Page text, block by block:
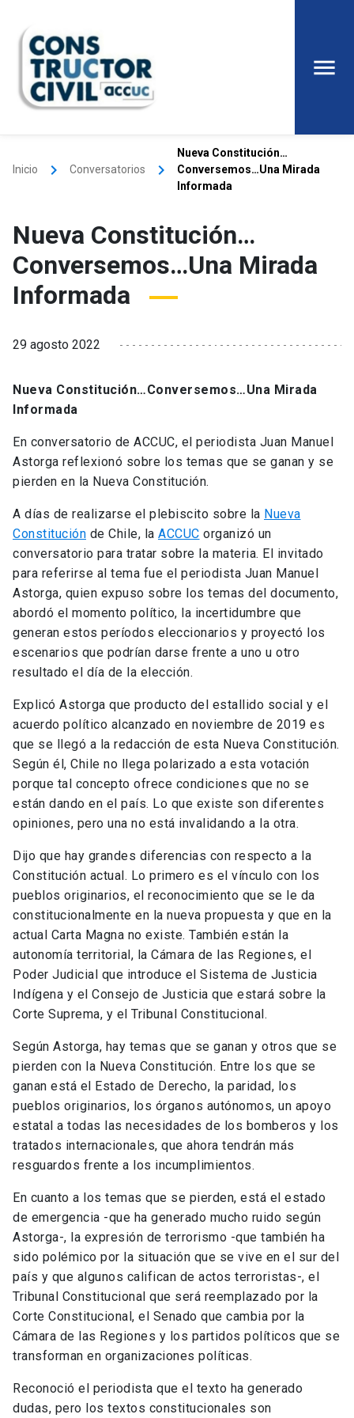
Inicio keyboard_arrow_right Conversatorios keyboard_arrow_right
Nueva Constitución…
Conversemos…Una Mirada
Informada
Nueva Constitución…
Conversemos…Una Mirada
Informada
29 agosto 2022
Nueva Constitución…Conversemos…Una Mirada
Informada
En conversatorio de ACCUC, el periodista Juan Manuel
Astorga reflexionó sobre los temas que se ganan y se
pierden en la Nueva Constitución.
A días de realizarse el plebiscito sobre la Nueva
Constitución de Chile, la ACCUC organizó un
conversatorio para tratar sobre la materia. El invitado
para referirse al tema fue el periodista Juan Manuel
Astorga, quien expuso sobre los temas del documento,
abordó el momento político, la incertidumbre que
generan estos períodos eleccionarios y proyectó los
escenarios que podrían darse frente a uno u otro
resultado el día de la elección.
Explicó Astorga que producto del estallido social y el
acuerdo político alcanzado en noviembre de 2019 es
que se llegó a la redacción de esta Nueva Constitución.
Según él, Chile no llega polarizado a esta votación
porque tal concepto ofrece condiciones que no se
están dando en el país. Lo que existe son diferentes
opiniones, pero una no está invalidando a la otra.
Dijo que hay grandes diferencias con respecto a la
Constitución actual. Lo primero es el vínculo con los
pueblos originarios, el reconocimiento que se le da
constitucionalmente en la nueva propuesta y que en la
actual Carta Magna no existe. También están la
autonomía territorial, la Cámara de las Regiones, el
Poder Judicial que introduce el Sistema de Justicia
Indígena y el Consejo de Justicia que estará sobre la
Corte Suprema, y el Tribunal Constitucional.
Según Astorga, hay temas que se ganan y otros que se
pierden con la Nueva Constitución. Entre los que se
ganan está el Estado de Derecho, la paridad, los
pueblos originarios, los órganos autónomos, un apoyo
estatal a todas las necesidades de los bomberos y los
tratados internacionales, que ahora tendrán más
resguardos frente a los incumplimientos.
En cuanto a los temas que se pierden, está el estado
de emergencia -que ha generado mucho ruido según
Astorga-, la expresión de terrorismo -que también ha
sido polémico por la situación que se vive en el sur del
país y que algunos califican de actos terroristas-, el
Tribunal Constitucional que será reemplazado por la
Corte Constitucional, el Senado que cambia por la
Cámara de las Regiones y los partidos políticos que se
transforman en organizaciones políticas.
Reconoció el periodista que el texto ha generado
dudas, pero los textos constitucionales son